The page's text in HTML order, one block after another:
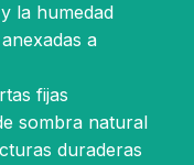
la humedad
a
fijas
sombra natural
duraderas